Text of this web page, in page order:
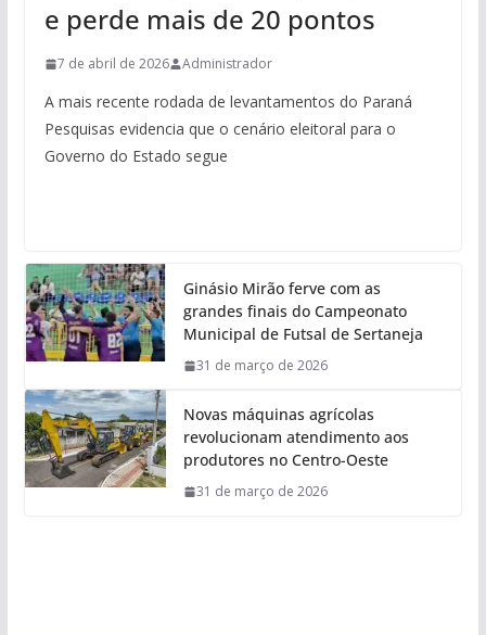
e perde mais de 20 pontos
7 de abril de 2026 Administrador
A mais recente rodada de levantamentos do Paraná
Pesquisas evidencia que o cenário eleitoral para o
Governo do Estado segue
Ginásio Mirão ferve com as
grandes finais do Campeonato
Municipal de Futsal de Sertaneja
31 de março de 2026
Novas máquinas agrícolas
revolucionam atendimento aos
produtores no Centro-Oeste
31 de março de 2026